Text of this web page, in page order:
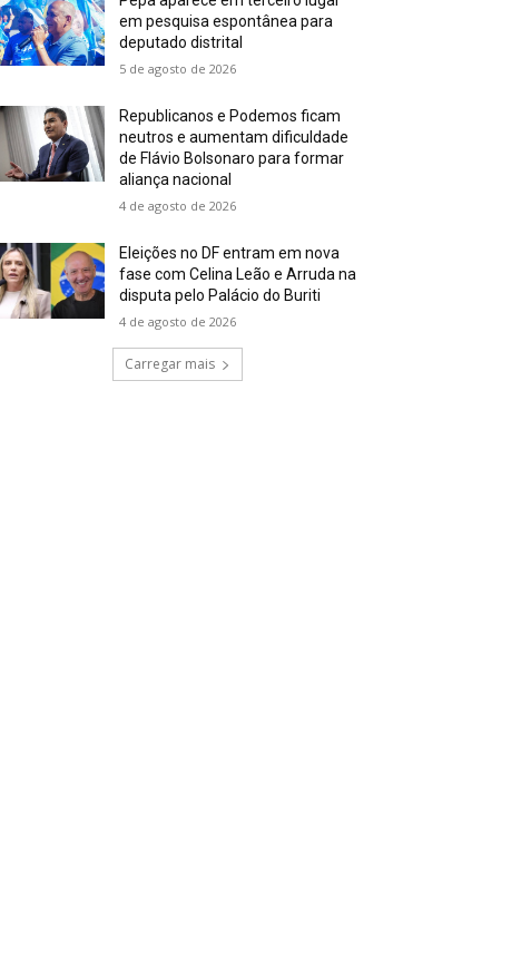
em pesquisa espontânea para
deputado distrital
5 de agosto de 2026
Republicanos e Podemos ficam
neutros e aumentam dificuldade
de Flávio Bolsonaro para formar
aliança nacional
4 de agosto de 2026
Eleições no DF entram em nova
fase com Celina Leão e Arruda na
disputa pelo Palácio do Buriti
4 de agosto de 2026
Carregar mais